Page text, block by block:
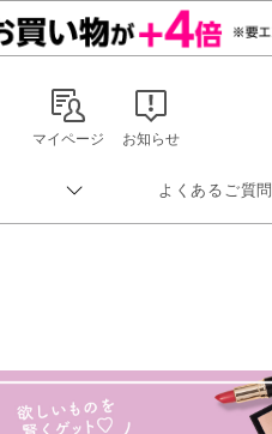
お知らせ
マイページ
よくあるご質問